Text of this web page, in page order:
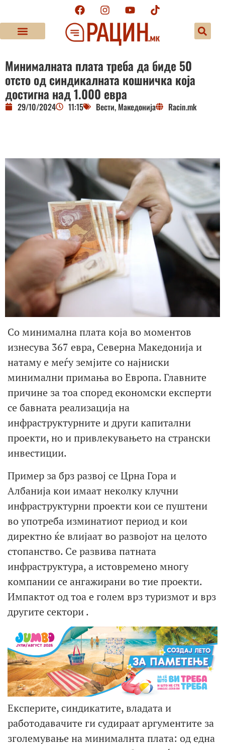
Минималната плата треба да биде 50
отсто од синдикалната кошничка која
достигна над 1.000 евра
29/10/2024 11:15 Вести, Македонија Racin.mk
Со минимална плата која во моментов
изнесува 367 евра, Северна Македонија и
натаму е меѓу земјите со најниски
минимални примања во Европа. Главните
причине за тоа според економски експерти
се бавната реализација на
инфраструктурните и други капитални
проекти, но и привлекувањето на странски
инвестиции.
Пример за брз развој се Црна Гора и
Албанија кои имаат неколку клучни
инфраструктурни проекти кои се пуштени
во употреба изминатиот период и кои
директно ќе влијаат во развојот на целото
стопанство. Се развива патната
инфраструктура, а истовремено многу
компании се ангажирани во тие проекти.
Импактот од тоа е голем врз туризмот и врз
другите сектори .
Експерите, синдикатите, владата и
работодавачите ги судираат аргументите за
зголемување на минималнта плата: од една